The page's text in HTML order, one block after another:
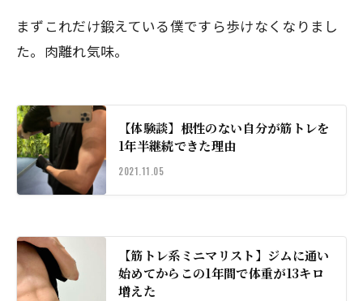
まずこれだけ鍛えている僕ですら歩けなくなりまし
た。肉離れ気味。
【体験談】根性のない自分が筋トレを
1年半継続できた理由
2021.11.05
【筋トレ系ミニマリスト】ジムに通い
始めてからこの1年間で体重が13キロ
増えた